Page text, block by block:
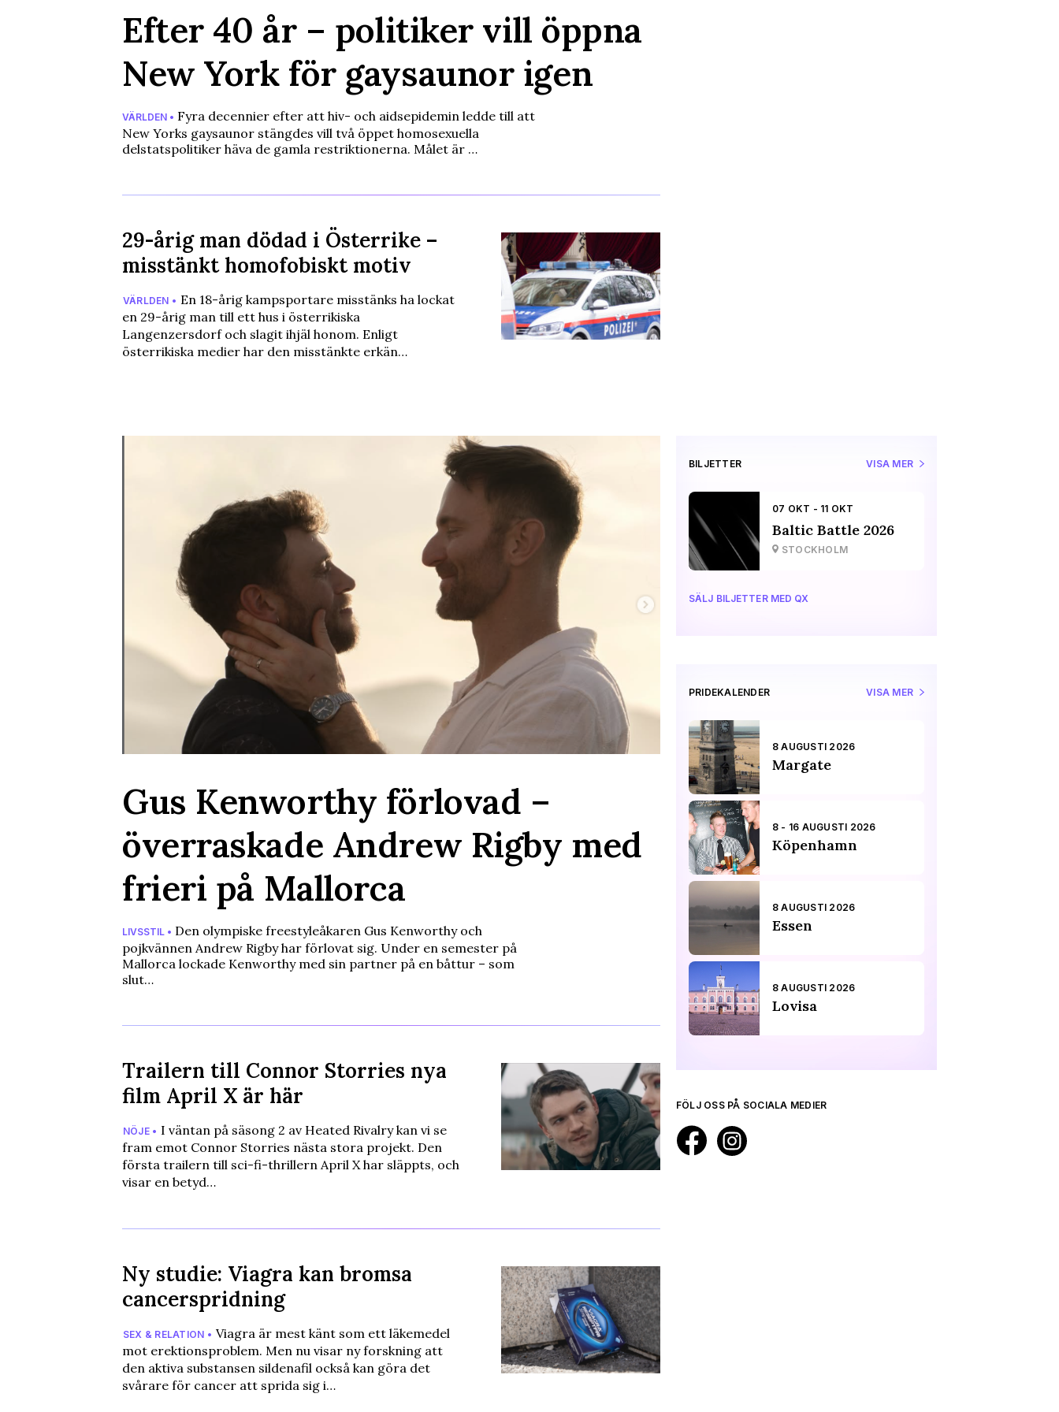
Efter 40 år – politiker vill öppna
New York för gaysaunor igen
VÄRLDEN • Fyra decennier efter att hiv- och aidsepidemin ledde till att
New Yorks gaysaunor stängdes vill två öppet homosexuella
delstatspolitiker häva de gamla restriktionerna. Målet är …
29-årig man dödad i Österrike –
misstänkt homofobiskt motiv
VÄRLDEN • En 18-årig kampsportare misstänks ha lockat
en 29-årig man till ett hus i österrikiska
Langenzersdorf och slagit ihjäl honom. Enligt
österrikiska medier har den misstänkte erkän…
Gus Kenworthy förlovad –
överraskade Andrew Rigby med
frieri på Mallorca
LIVSSTIL • Den olympiske freestyleåkaren Gus Kenworthy och
pojkvännen Andrew Rigby har förlovat sig. Under en semester på
Mallorca lockade Kenworthy med sin partner på en båttur – som
slut…
Trailern till Connor Storries nya
film April X är här
NÖJE • I väntan på säsong 2 av Heated Rivalry kan vi se
fram emot Connor Storries nästa stora projekt. Den
första trailern till sci-fi-thrillern April X har släppts, och
visar en betyd…
Ny studie: Viagra kan bromsa
cancerspridning
SEX & RELATION • Viagra är mest känt som ett läkemedel
mot erektionsproblem. Men nu visar ny forskning att
den aktiva substansen sildenafil också kan göra det
svårare för cancer att sprida sig i…
BILJETTER VISA MER
07 OKT - 11 OKT
Baltic Battle 2026
STOCKHOLM
SÄLJ BILJETTER MED QX
PRIDEKALENDER VISA MER
8 AUGUSTI 2026
Margate
8 - 16 AUGUSTI 2026
Köpenhamn
8 AUGUSTI 2026
Essen
8 AUGUSTI 2026
Lovisa
FÖLJ OSS PÅ SOCIALA MEDIER